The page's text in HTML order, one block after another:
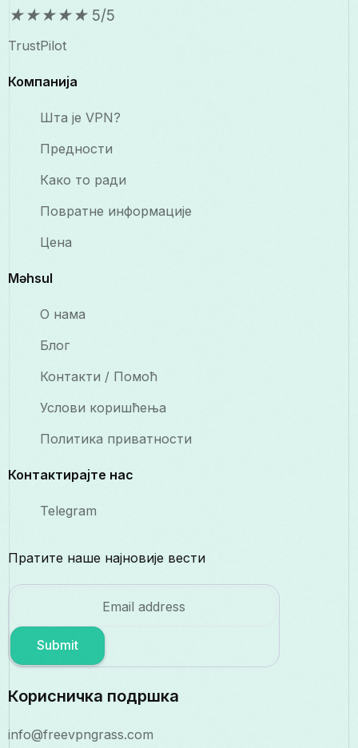
★★★★★ 5/5
TrustPilot
Компанија
Шта је VPN?
Предности
Како то ради
Повратне информације
Цена
Məhsul
О нама
Блог
Контакти / Помоћ
Услови коришћења
Политика приватности
Контактирајте нас
Telegram
Пратите наше најновије вести
Submit
Корисничка подршка
info@freevpngrass.com